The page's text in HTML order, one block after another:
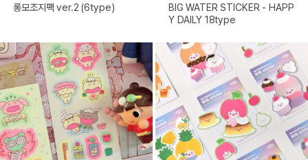
롱모조지팩 ver.2 (6type)
BIG WATER STICKER - HAPP
Y DAILY 18type